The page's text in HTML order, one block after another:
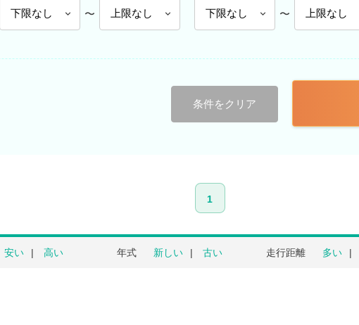
〜 〜
条件をクリア
1
安い 高い 年式 新しい 古い 走行距離 多い